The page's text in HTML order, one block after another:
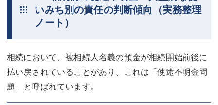
いみち別の責任の判断傾向（実務整理
ノート）
相続において、被相続人名義の預金が相続開始前後に
払い戻されていることがあり、これは「使途不明金問
題」と呼ばれています。